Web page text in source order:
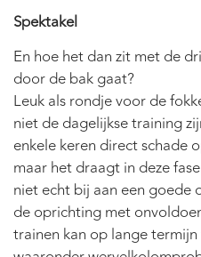
Spektakel
En hoe het dan zit met de
door de bak gaat?
Leuk als rondje voor de
niet de dagelijkse training
enkele keren direct schade
maar het draagt in deze
niet echt bij aan een
de oprichting met
trainen kan op lange